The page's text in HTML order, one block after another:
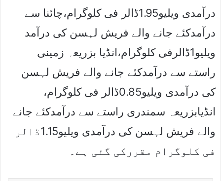
درآمدی ویلیو1.95ڈالر فی کلوگرام،چائنا سے
درآمدکئے جانے والے فریش لہسن کی درآمد
ویلیو1ڈالرفی کلوگرام،انڈیا بزریعہ زمینی
راستے سے درآمدکئے جانے والے فریش لہسن
کی درآمدی ویلیو0.85ڈالر فی کلوگرام،
انڈیابزریعہ سمندری راستے سے درآمدکئے جانے
والے فریش لہسن کی درآمدی ویلیو1.15ڈالر
فی کلوگرام مقررکی گئی ہے۔